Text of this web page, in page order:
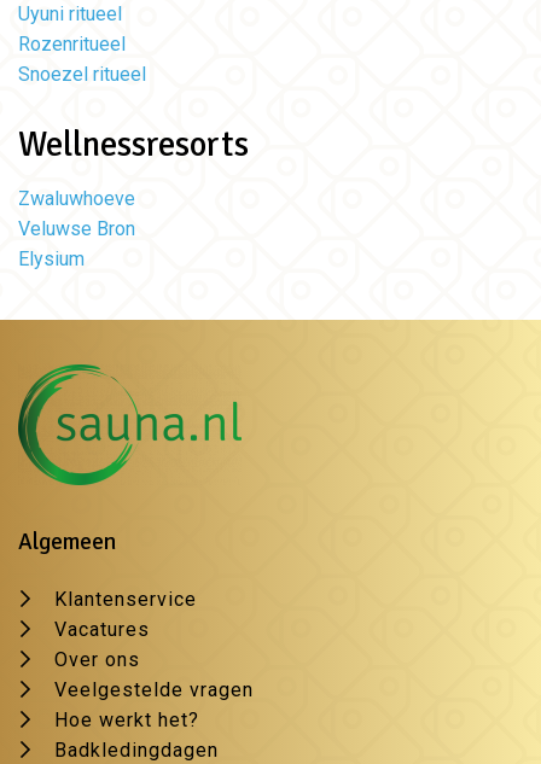
Uyuni ritueel
Rozenritueel
Snoezel ritueel
Wellnessresorts
Zwaluwhoeve
Veluwse Bron
Elysium
Algemeen
Klantenservice
Vacatures
Over ons
Veelgestelde vragen
Hoe werkt het?
Badkledingdagen